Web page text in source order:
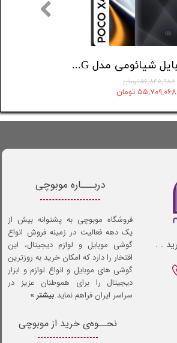
۵۶,۸۴۵,۹۸۸ تومان
۵۵,۷۰۹,۰۶۸ تومان
. .
نحــوه‌ی خرید از موبوچی
دربـــاره موبوچی
فروشگاه موبوچی به پشتوانه بیش از
یک دهه فعالیت در زمینه فروش انواع
گوشی موبایل و لوازم دیجیتال، این
افتخار را دارد که امکان خرید به روزترین
گوشی های موبایل و انواع لوازم و ابزار
دیجیتال را برای هموطنان عزیز در
سراسر ایران فراهم نماید.بیشتر »